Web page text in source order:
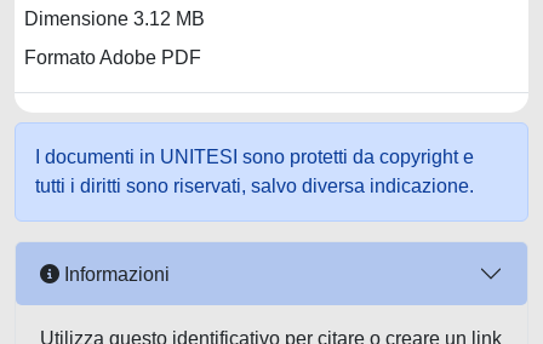
Dimensione 3.12 MB
Formato Adobe PDF
I documenti in UNITESI sono protetti da copyright e
tutti i diritti sono riservati, salvo diversa indicazione.
Informazioni
Utilizza questo identificativo per citare o creare un link